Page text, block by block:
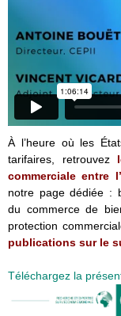
À l’heure où les
tarifaires, retrouvez
commerciale entre
notre page dédiée :
du commerce de
protection
publications sur le
Téléchargez la